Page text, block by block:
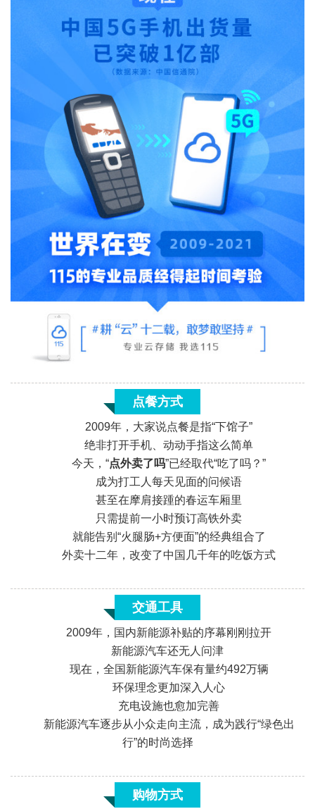
«
点餐方式
2009年，大家说点餐是指“下馆子”
绝非打开手机、动动手指这么简单
今天，“点外卖了吗”已经取代“吃了吗？”
成为打工人每天见面的问候语
甚至在摩肩接踵的春运车厢里
只需提前一小时预订高铁外卖
就能告别“火腿肠+方便面”的经典组合了
外卖十二年，改变了中国几千年的吃饭方式
交通工具
2009年，国内新能源补贴的序幕刚刚拉开
新能源汽车还无人问津
现在，全国新能源汽车保有量约492万辆
环保理念更加深入人心
充电设施也愈加完善
新能源汽车逐步从小众走向主流，成为践行“绿色出
行”的时尚选择
购物方式